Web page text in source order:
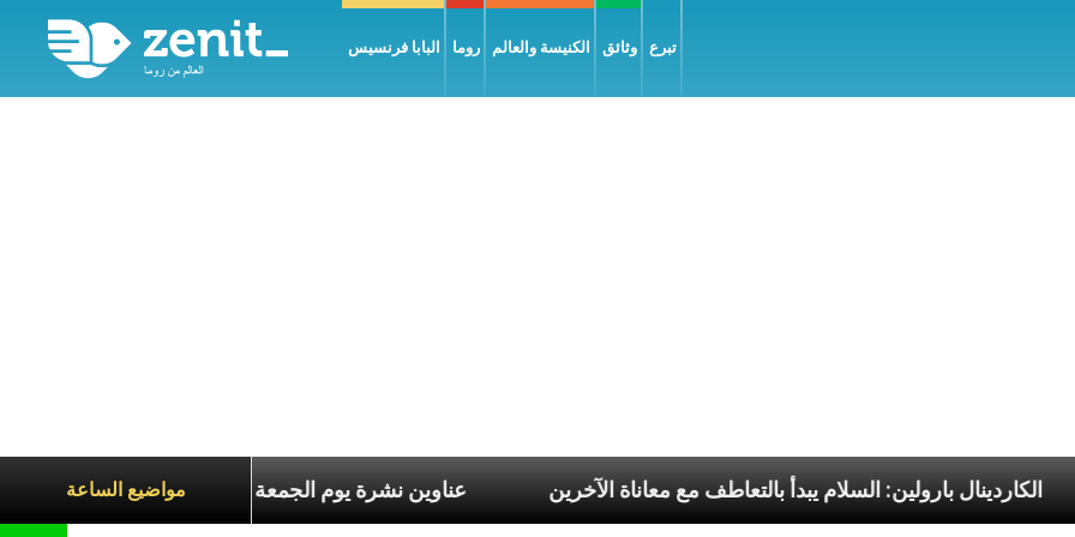
البابا فرنسيس روما الكنيسة والعالم وثائق تبرع
مواضيع الساعة
عناوين نشرة يوم الجمعة 7 آب 2026: السلام يُبنى بصبر يومًا بعد يوم الكاردينال بارولين: السلام يبدأ بالتعاطف مع معاناة الآخرين الرسوليّة